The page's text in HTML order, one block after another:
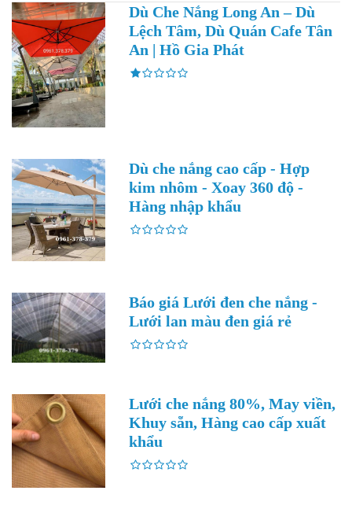
Dù Che Nắng Long An – Dù
Lệch Tâm, Dù Quán Cafe Tân
An | Hồ Gia Phát
Dù che nắng cao cấp - Hợp
kim nhôm - Xoay 360 độ -
Hàng nhập khẩu
Báo giá Lưới đen che nắng -
Lưới lan màu đen giá rẻ
Lưới che nắng 80%, May viền,
Khuy sẵn, Hàng cao cấp xuất
khẩu